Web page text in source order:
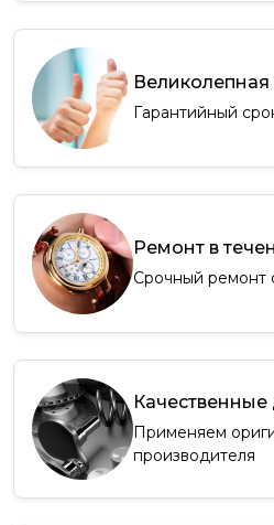
Великолепная
Гарантийный
Ремонт в
Срочный ремонт
Качественные
Применяем
производителя